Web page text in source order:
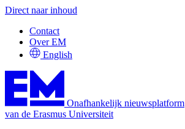
Direct naar inhoud
Contact
Over EM
English
Onafhankelijk nieuwsplatform
van de Erasmus Universiteit